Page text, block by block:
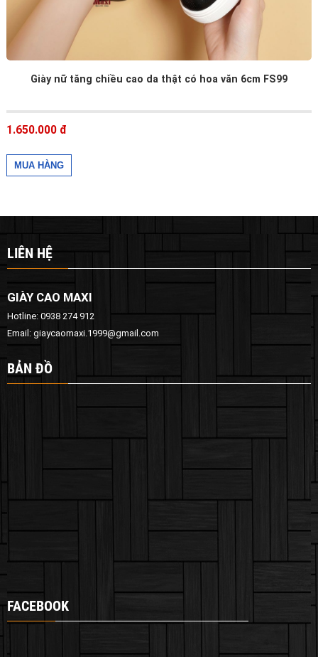
Giày nữ tăng chiều cao da thật có hoa văn 6cm FS99
1.650.000 đ
LIÊN HỆ
GIÀY CAO MAXI
Hotline: 0938 274 912
Email: giaycaomaxi.1999@gmail.com
BẢN ĐỒ
FACEBOOK